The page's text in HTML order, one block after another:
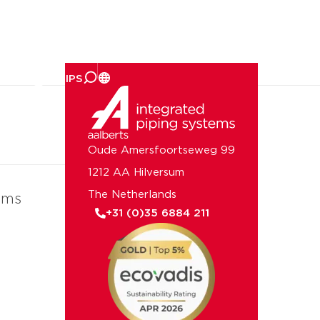
Oude Amersfoortseweg 99
1212 AA Hilversum
The Netherlands
+31 (0)35 6884 211